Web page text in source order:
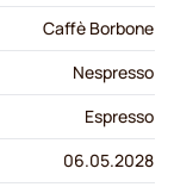
Caffè Borbone
Nespresso
Espresso
06.05.2028